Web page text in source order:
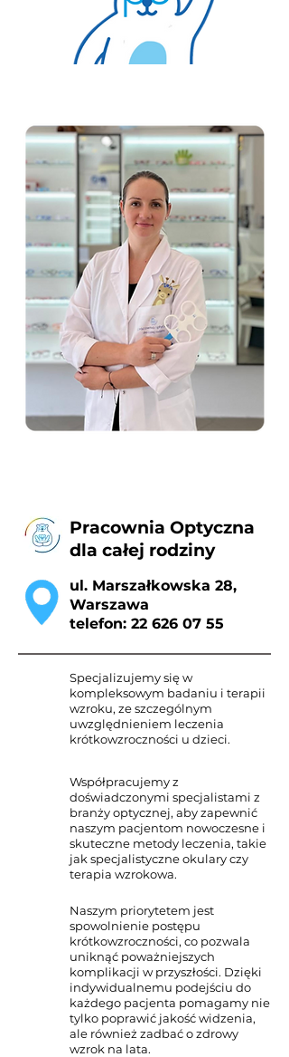
Pracownia Optyczna
dla całej rodziny
ul. Marszałkowska 28,
Warszawa
telefon: 22 626 07 55
Specjalizujemy się w
kompleksowym badaniu i terapii
wzroku, ze szczególnym
uwzględnieniem leczenia
krótkowzroczności u dzieci.
Współpracujemy z
doświadczonymi specjalistami z
branży optycznej, aby zapewnić
naszym pacjentom nowoczesne i
skuteczne metody leczenia, takie
jak specjalistyczne okulary czy
terapia wzrokowa.
Naszym priorytetem jest
spowolnienie postępu
krótkowzroczności, co pozwala
uniknąć poważniejszych
komplikacji w przyszłości. Dzięki
indywidualnemu podejściu do
każdego pacjenta pomagamy nie
tylko poprawić jakość widzenia,
ale również zadbać o zdrowy
wzrok na lata.